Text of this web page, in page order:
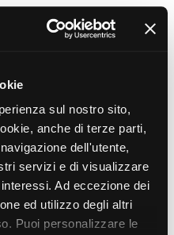
sul nostro sito,
anche di terze parti,
dell'utente,
servizi e di visualizzare
Ad eccezione dei
ed utilizzo degli altri
Puoi personalizzare le